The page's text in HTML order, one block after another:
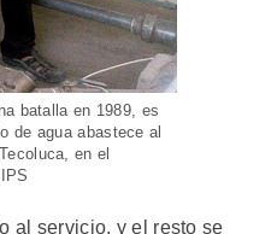
batalla en 1989, es
de agua abastece al
en el
al servicio, y el resto se